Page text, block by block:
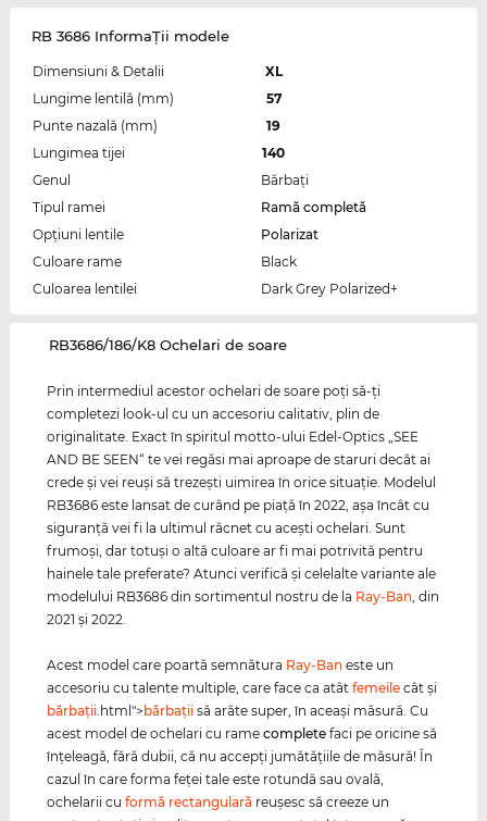
RB 3686 InformaŢii modele
Dimensiuni & Detalii
XL
Lungime lentilă (mm)
57
Punte nazală (mm)
19
Lungimea tijei
140
Genul
Bărbaţi
Tipul ramei
Ramă completă
Opțiuni lentile
Polarizat
Culoare rame
Black
Culoarea lentilei
Dark Grey Polarized+
‌RB3686/186/K8 Ochelari de soare
Prin intermediul acestor ochelari de soare poţi să-ţi
completezi look-ul cu un accesoriu calitativ, plin de
originalitate. Exact în spiritul motto-ului Edel-Optics „SEE
AND BE SEEN“ te vei regăsi mai aproape de staruri decât ai
crede şi vei reuşi să trezeşti uimirea în orice situaţie. Modelul
RB3686 este lansat de curând pe piaţă în 2022, aşa încât cu
siguranţă vei fi la ultimul răcnet cu aceşti ochelari. Sunt
frumoşi, dar totuşi o altă culoare ar fi mai potrivită pentru
hainele tale preferate? Atunci verifică şi celelalte variante ale
modelului RB3686 din sortimentul nostru de la Ray-Ban, din
2021 şi 2022.
Acest model care poartă semnătura Ray-Ban este un
accesoriu cu talente multiple, care face ca atâtfemeile cât şi
bărbaţii.html"> bărbaţii să arăte super, în aceaşi măsură. Cu
acest model de ochelari cu ramecomplete faci pe oricine să
înţeleagă, fără dubii, că nu accepţi jumătăţiile de măsură! În
cazul în care forma feţei tale este rotundă sau ovală,
ochelarii cuformă rectangulară reuşesc să creeze un